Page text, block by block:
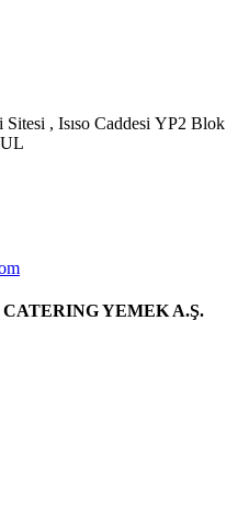
Sitesi , Isıso Caddesi YP2 Blok
YEMEK A.Ş.